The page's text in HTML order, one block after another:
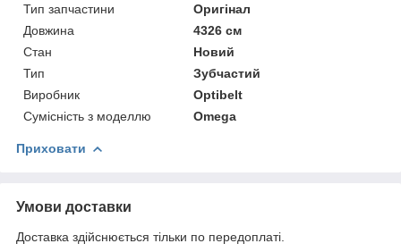
Тип запчастини
Оригінал
Довжина
4326 см
Стан
Новий
Тип
Зубчастий
Виробник
Optibelt
Сумісність з моделлю
Omega
Приховати
Умови доставки
Доставка здійснюється тільки по передоплаті.